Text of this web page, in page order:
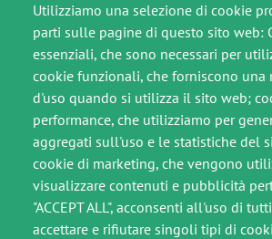
Utilizziamo una selezione di cookie
parti sulle pagine di questo sito web:
essenziali, che sono necessari per
cookie funzionali, che forniscono
d'uso quando si utilizza il sito web;
performance, che utilizziamo per
aggregati sull'uso e le statistiche del
cookie di marketing, che vengono
visualizzare contenuti e pubblicità
"ACCEPT ALL", acconsenti all'uso di
accettare e rifiutare singoli tipi di
Crediti
Note legali
Privacy Policy
Cookie Policy